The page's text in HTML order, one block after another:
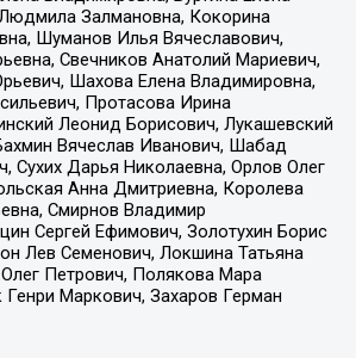
Залмановна, Кокорина
Шуманов Илья Вячеславович,
Свечников Анатолий Мариевич,
Шахова Елена Владимировна,
Протасова Ирина
Леонид Борисович, Лукашевский
Вячеслав Иванович, Шабад
Сухих Дарья Николаевна, Орлов Олег
Анна Дмитриевна, Королева
Смирнов Владимир
Сергей Ефимович, Золотухин Борис
Лев Семенович, Локшина Татьяна
Петрович, Полякова Мара
Маркович, Захаров Герман